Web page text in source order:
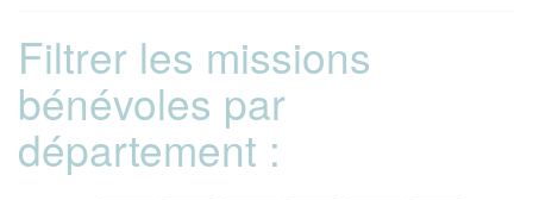
Filtrer les missions
bénévoles par
département :